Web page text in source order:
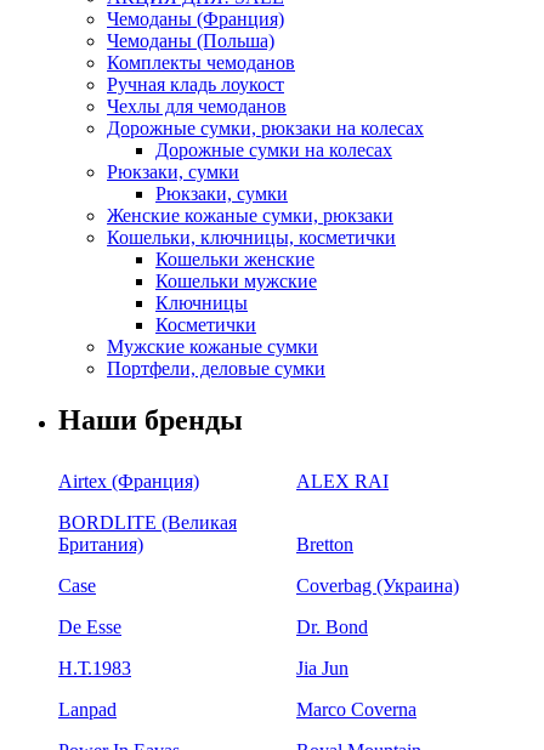
Чемоданы (Франция)
Чемоданы (Польша)
Комплекты чемоданов
Ручная кладь лоукост
Чехлы для чемоданов
Дорожные сумки, рюкзаки на колесах
Дорожные сумки на колесах
Рюкзаки, сумки
Рюкзаки, сумки
Женские кожаные сумки, рюкзаки
Кошельки, ключницы, косметички
Кошельки женские
Кошельки мужские
Ключницы
Косметички
Мужские кожаные сумки
Портфели, деловые сумки
Наши бренды
Airtex (Франция)
ALEX RAI
BORDLITE (Великая
Британия)
Bretton
Case
Coverbag (Украина)
De Esse
Dr. Bond
H.Т.1983
Jia Jun
Lanpad
Marco Coverna